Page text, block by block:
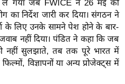
ले गया जब FWICE ने 26 मई को
का निर्देश जारी कर दिया। संगठन ने
के लिए उनके सामने पेश होने के बार-
नहीं दिया। पंडित ने कहा कि जब
नहीं सुलझाते, तब तक पूरे भारत में
विज्ञापनों या अन्य प्रोजेक्ट्स में